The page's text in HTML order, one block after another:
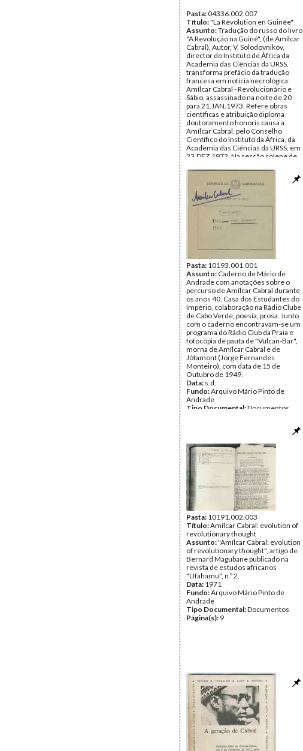
Pasta:04336.002.007
Título:"La Révolution en Guinée"
Assunto:Tradução do russo do livro
"A Revolução na Guiné", (de Amílcar
Cabral). Autor, V. Solodovnikov,
director do Instituto de África da
Academia das Ciências da URSS,
transforma prefácio da tradução
francesa em notícia necrológica:
Amílcar Cabral - Revolucionário e
Sábio, assassinado na noite de 20
para 21.JAN.1973. Refere obras
científicas e atribuição diploma
doutoramento honoris causa a
Amílcar Cabral, pelo Conselho
Científico do Instituto da África, da
Academia das Ciências da URSS, em
23.DEZ.1972. Na sessão solene de
Amílcar Cabral, A Revolução e a
Cultura. Autores do livro A Revolução
na Guiné, terão consultado Cabral
nessa data, em Moscovo e incluído as
suas recomendações.
Arquivo Mário Pinto de
Andrade
Página(s):20
Pasta: 10193.001.001
Assunto: Caderno de Mário de
Andrade com anotações sobre o
percurso de Amílcar Cabral durante
os anos 40. Casa dos Estudantes do
Império, colaboração na Rádio Clube
de Cabo Verde, poesia, prosa. Junto
com o caderno encontravam-se um
programa do Rádio Club da Praia e
fotocópia de pauta de "Vulcan-Bar",
morna de Amílcar Cabral e de
Jòtamont (Jorge Fernandes
Monteiro), com data de 15 de
Outubro de 1949.
Data: s.d.
Fundo:Arquivo Mário Pinto de
Andrade
Tipo Documental:Documentos
Pasta: 10191.002.003
Título:Amílcar Cabral: evolution of
revolutionary thought
Assunto:"Amílcar Cabral: evolution
of revolutionary thought", artigo de
Bernard Magubane publicado na
revista de estudos africanos
"Ufahamu", n.º 2.
Data: 1971
Fundo:Arquivo Mário Pinto de
Andrade
Tipo Documental:Documentos
Página(s): 9